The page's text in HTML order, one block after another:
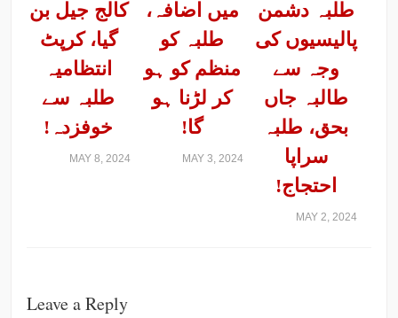
کالج جیل بن
گیا، کرپٹ
انتظامیہ
طلبہ سے
خوفزدہ!
MAY 8, 2024
میں اضافہ،
طلبہ کو
منظم کو ہو
کر لڑنا ہو
گا!
MAY 3, 2024
طلبہ دشمن
پالیسیوں کی
وجہ سے
طالبہ جاں
بحق، طلبہ
سراپا
احتجاج!
MAY 2, 2024
Leave a Reply